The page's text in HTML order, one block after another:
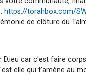
https://torahbox.com/
de clôture du
car c'est faire
elle qui t'amène au